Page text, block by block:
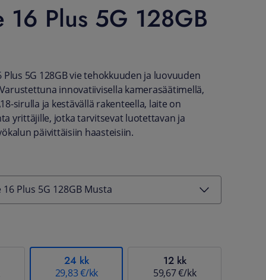
16 Plus 5G 128GB
Plus 5G 128GB vie tehokkuuden ja luovuuden
innovatiivisella kamerasäätimellä,
sirulla ja kestävällä rakenteella, laite on
yrittäjille, jotka tarvitsevat luotettavan ja
päivittäisiin haasteisiin.
Plus 5G 128GB Musta
24 kk
29,83 €/kk
12 kk
59,67 €/kk